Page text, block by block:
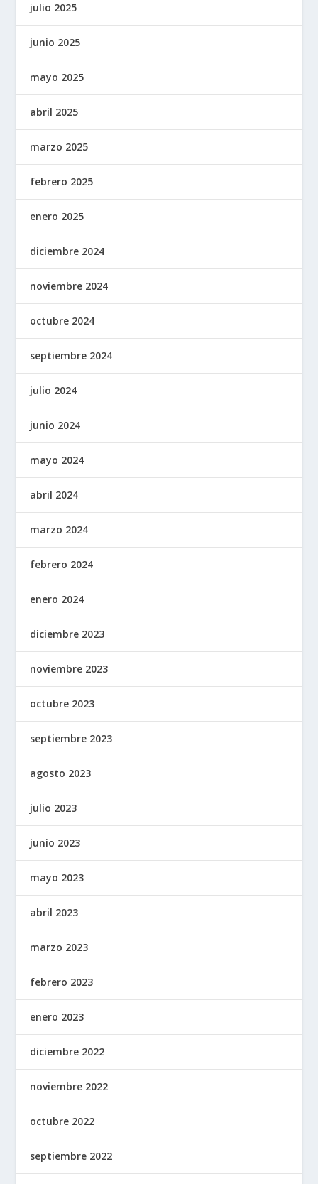
julio 2025
junio 2025
mayo 2025
abril 2025
marzo 2025
febrero 2025
enero 2025
diciembre 2024
noviembre 2024
octubre 2024
septiembre 2024
julio 2024
junio 2024
mayo 2024
abril 2024
marzo 2024
febrero 2024
enero 2024
diciembre 2023
noviembre 2023
octubre 2023
septiembre 2023
agosto 2023
julio 2023
junio 2023
mayo 2023
abril 2023
marzo 2023
febrero 2023
enero 2023
diciembre 2022
noviembre 2022
octubre 2022
septiembre 2022